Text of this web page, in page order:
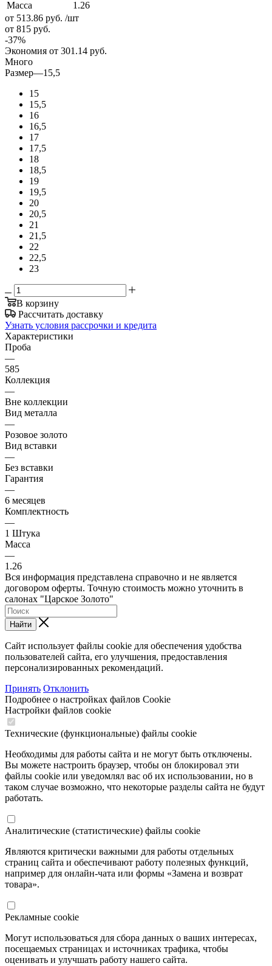
Масса
1.26
от 513.86 руб. /шт
от 815 руб.
-37%
Экономия от 301.14 руб.
Много
Размер—15,5
15
15,5
16
16,5
17
17,5
18
18,5
19
19,5
20
20,5
21
21,5
22
22,5
23
В корзину
Рассчитать доставку
Узнать условия рассрочки и кредита
Характеристики
Проба
—
585
Коллекция
—
Вне коллекции
Вид металла
—
Розовое золото
Вид вставки
—
Без вставки
Гарантия
—
6 месяцев
Комплектность
—
1 Штука
Масса
—
1.26
Вся информация представлена справочно и не является
договором оферты. Точную стоимость можно уточнить в
салонах "Царское Золото"
Найти
Сайт использует файлы cookie для обеспечения удобства
пользователей сайта, его улучшения, предоставления
персонализированных рекомендаций.
Принять Отклонить
Подробнее о настройках файлов Cookie
Настройки файлов cookie
Технические (функциональные) файлы cookie
Необходимы для работы сайта и не могут быть отключены.
Вы можете настроить браузер, чтобы он блокировал эти
файлы cookie или уведомлял вас об их использовании, но в
таком случае возможно, что некоторые разделы сайта не будут
работать.
Аналитические (статистические) файлы cookie
Являются критически важными для работы отдельных
страниц сайта и обеспечивают работу полезных функций,
например для онлайн-чата или формы «Замена и возврат
товара».
Рекламные cookie
Могут использоваться для сбора данных о ваших интересах,
посещаемых страницах и источниках трафика, чтобы
оценивать и улучшать работу нашего сайта.